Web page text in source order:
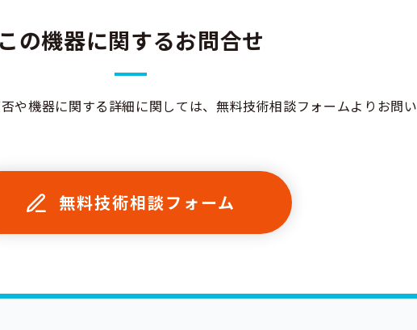
この機器に関するお問合せ
や機器に関する詳細に関しては、無料技術相談フォームよりお問い
無料技術相談フォーム